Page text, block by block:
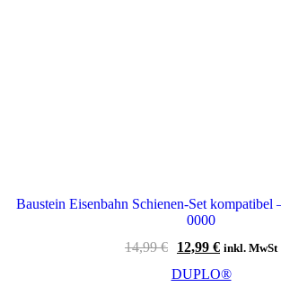
Baustein Eisenbahn Schienen-Set kompatibel
0000
14,99€
Ursprünglicher
war:
12,99 €Aktueller
ist:
inkl. MwSt
DUPLO®